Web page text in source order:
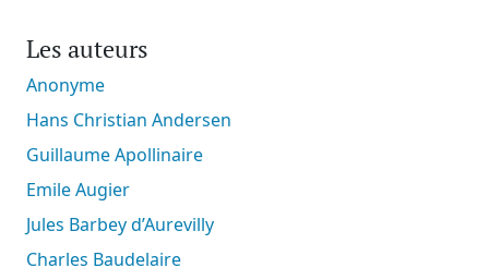
Les auteurs
Anonyme
Hans Christian Andersen
Guillaume Apollinaire
Emile Augier
Jules Barbey d’Aurevilly
Charles Baudelaire